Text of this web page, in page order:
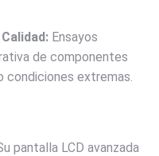
Ensayos
de componentes
condiciones extremas.
pantalla LCD avanzada